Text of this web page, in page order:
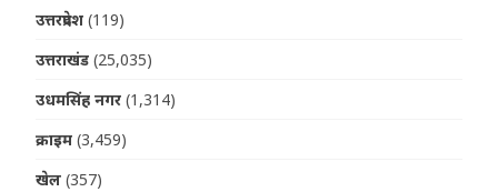
उत्तरप्रदेश (119)
उत्तराखंड (25,035)
उधमसिंह नगर (1,314)
क्राइम (3,459)
खेल (357)